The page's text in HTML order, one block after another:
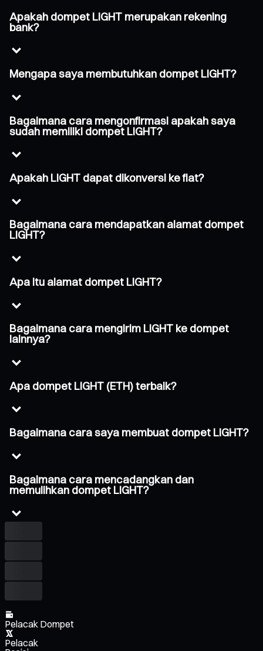
Apakah dompet LIGHT merupakan rekening
bank?
Mengapa saya membutuhkan dompet LIGHT?
Bagaimana cara mengonfirmasi apakah saya
sudah memiliki dompet LIGHT?
Apakah LIGHT dapat dikonversi ke fiat?
Bagaimana cara mendapatkan alamat dompet
LIGHT?
Apa itu alamat dompet LIGHT?
Bagaimana cara mengirim LIGHT ke dompet
lainnya?
Apa dompet LIGHT (ETH) terbaik?
Bagaimana cara saya membuat dompet LIGHT?
Bagaimana cara mencadangkan dan
memulihkan dompet LIGHT?
Pelacak Dompet
Pelacak